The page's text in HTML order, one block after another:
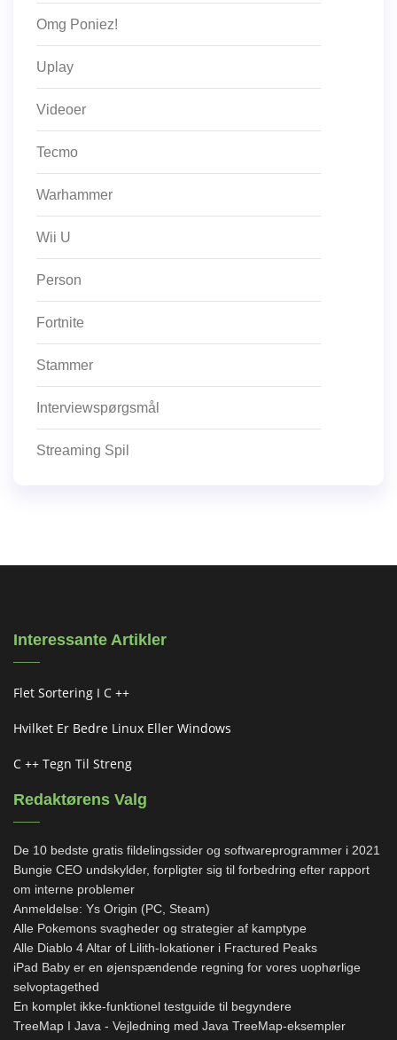
Omg Poniez!
Uplay
Videoer
Tecmo
Warhammer
Wii U
Person
Fortnite
Stammer
Interviewspørgsmål
Streaming Spil
Interessante Artikler
Flet Sortering I C ++
Hvilket Er Bedre Linux Eller Windows
C ++ Tegn Til Streng
Redaktørens Valg
De 10 bedste gratis fildelingssider og softwareprogrammer i 2021
Bungie CEO undskylder, forpligter sig til forbedring efter rapport
om interne problemer
Anmeldelse: Ys Origin (PC, Steam)
Alle Pokemons svagheder og strategier af kamptype
Alle Diablo 4 Altar of Lilith-lokationer i Fractured Peaks
iPad Baby er en øjenspændende regning for vores uophørlige
selvoptagethed
En komplet ikke-funktionel testguide til begyndere
TreeMap I Java - Vejledning med Java TreeMap-eksempler